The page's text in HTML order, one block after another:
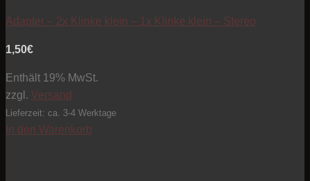
Adapter – 2x Klinke klein – 1x Klinke klein – Stereo
1,50€
Enthält 19% MwSt.
zzgl. Versand
Lieferzeit: ca. 3-4 Werktage
In den Warenkorb